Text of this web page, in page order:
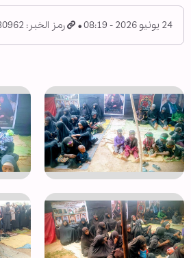
24 يونيو 2026 - 08:19 رمز الخبر: 1830962